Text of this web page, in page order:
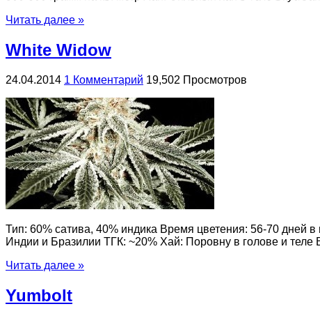
Читать далее »
White Widow
24.04.2014 1 Комментарий 19,502 Просмотров
Тип: 60% сатива, 40% индика Время цветения: 56-70
Индии и Бразилии ТГК: ~20% Хай: Поровну в голове и
Читать далее »
Yumbolt